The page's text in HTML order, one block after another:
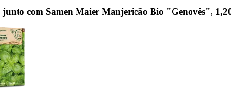
junto com Samen Maier Manjericão Bio "Genovês",